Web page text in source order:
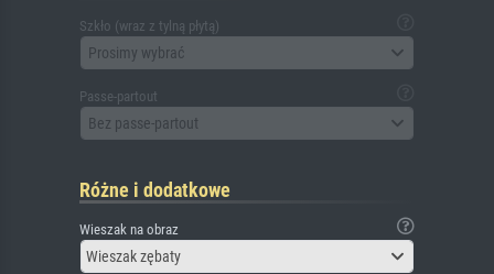
Szkło (wraz z tylną płytą)
Prosimy wybrać
Passe-partout
Bez passe-partout
Różne i dodatkowe
Wieszak na obraz
Wieszak zębaty